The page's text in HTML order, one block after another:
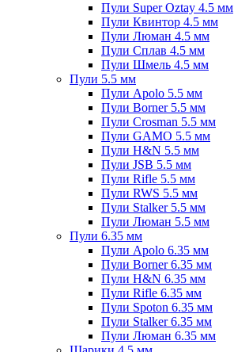
Пули Super Oztay 4.5 мм
Пули Квинтор 4.5 мм
Пули Люман 4.5 мм
Пули Сплав 4.5 мм
Пули Шмель 4.5 мм
Пули 5.5 мм
Пули Apolo 5.5 мм
Пули Borner 5.5 мм
Пули Crosman 5.5 мм
Пули GAMO 5.5 мм
Пули H&N 5.5 мм
Пули JSB 5.5 мм
Пули Rifle 5.5 мм
Пули RWS 5.5 мм
Пули Stalker 5.5 мм
Пули Люман 5.5 мм
Пули 6.35 мм
Пули Apolo 6.35 мм
Пули Borner 6.35 мм
Пули H&N 6.35 мм
Пули Rifle 6.35 мм
Пули Spoton 6.35 мм
Пули Stalker 6.35 мм
Пули Люман 6.35 мм